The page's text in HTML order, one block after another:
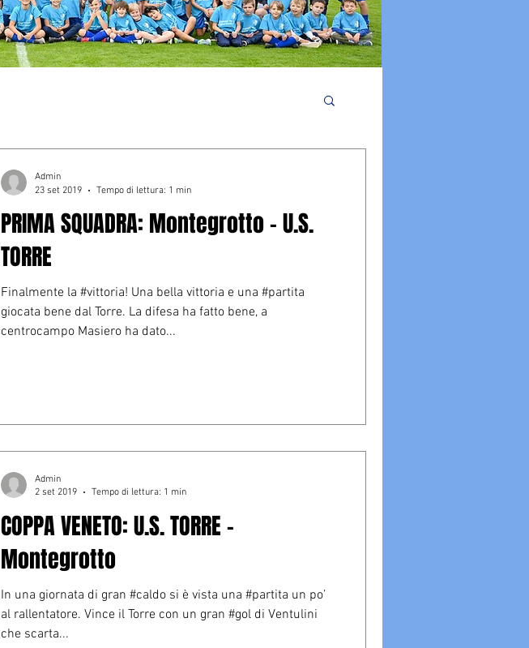
PRIMA SQUADRA: Montegrotto - U.S.
TORRE
Finalmente la #vittoria! Una bella vittoria e una #partita
giocata bene dal Torre. La difesa ha fatto bene, a
centrocampo Masiero ha dato...
Admin
23 set 2019
Tempo di lettura: 1 min
COPPA VENETO: U.S. TORRE -
Montegrotto
In una giornata di gran #caldo si è vista una #partita un po’
al rallentatore. Vince il Torre con un gran #gol di Ventulini
che scarta...
Admin
2 set 2019
Tempo di lettura: 1 min